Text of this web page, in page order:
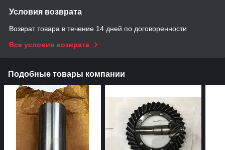
Условия возврата
Возврат товара в течение 14 дней по договоренности
Все условия возврата
Подобные товары компании